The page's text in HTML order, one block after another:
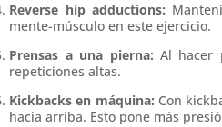
Reverse hip adductions:
mente-músculo en este ejercicio.
Prensas a una pierna: Al hacer
repeticiones altas.
Kickbacks en máquina: Con
hacia arriba. Esto pone más